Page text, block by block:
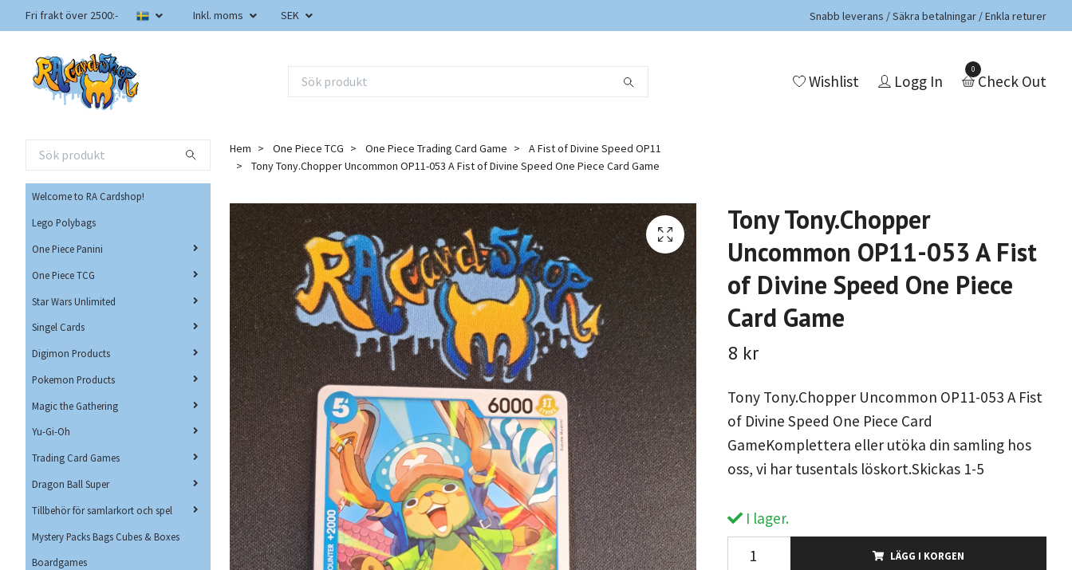
Fri frakt över 2500:- Inkl. moms SEK Snabb leverans / Säkra betalningar / Enkla returer
Wishlist Logg In
0
Check Out
Welcome to RA Cardshop!
Lego Polybags
One Piece Panini
One Piece TCG
Star Wars Unlimited
Singel Cards
Digimon Products
Pokemon Products
Magic the Gathering
Yu-Gi-Oh
Trading Card Games
Dragon Ball Super
Tillbehör för samlarkort och spel
Mystery Packs Bags Cubes & Boxes
Boardgames
Hem One Piece TCG One Piece Trading Card Game
A Fist of Divine Speed OP11
Tony Tony.Chopper Uncommon OP11-053 A Fist of Divine Speed One Piece Card Game
Tony Tony.Chopper
Uncommon OP11-053 A Fist
of Divine Speed One Piece
Card Game
8 kr
Tony Tony.Chopper Uncommon OP11-053 A Fist
of Divine Speed One Piece Card
GameKomplettera eller utöka din samling hos
oss, vi har tusentals löskort.Skickas 1-5
I lager.
LÄGG I KORGEN